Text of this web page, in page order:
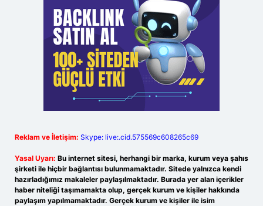
Reklam ve İletişim: Skype: live:.cid.575569c608265c69
Yasal Uyarı: Bu internet sitesi, herhangi bir marka, kurum veya şahıs
şirketi ile hiçbir bağlantısı bulunmamaktadır. Sitede yalnızca kendi
hazırladığımız makaleler paylaşılmaktadır. Burada yer alan içerikler
haber niteliği taşımamakta olup, gerçek kurum ve kişiler hakkında
paylaşım yapılmamaktadır. Gerçek kurum ve kişiler ile isim